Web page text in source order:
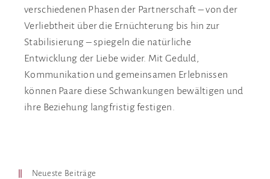
verschiedenen Phasen der Partnerschaft – von der
Verliebtheit über die Ernüchterung bis hin zur
Stabilisierung – spiegeln die natürliche
Entwicklung der Liebe wider. Mit Geduld,
Kommunikation und gemeinsamen Erlebnissen
können Paare diese Schwankungen bewältigen und
ihre Beziehung langfristig festigen.
Neueste Beiträge